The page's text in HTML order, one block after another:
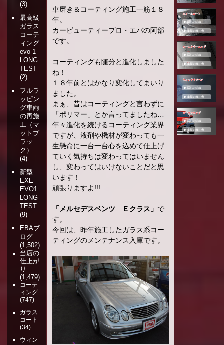
車磨き＆コーティング施工一筋１８
年。
カービューティープロ・エバの阿部
です。
コーティングも随分と進化しました
ね！
１８年前とはかなり変化してまいり
ました。
まぁ、昔はコーティングと言わずに
「ポリマー」とか言ってましたね…
年々進化を続けるコーティング業界
ですが、液剤や機材が変わっても一
生懸命に一台一台心を込めて仕上げ
ていく気持ちは変わってはいません
し、変わってはいけないことだと思
います！
頑張りますよ!!!
「メルセデスベンツ Ｅクラス」 で
す。
今回は、昨年施工したガラス系コー
ティングのメンテナンス入庫です。
(3)
最高級
ガラス
コーテ
ィング
evo-1
LONG
TEST
(2)
フルラ
ッピン
グ車両
の再施
工（マ
ットブ
ラッ
ク）
(4)
新型
EXE
EVO1
LONG
TEST
(9)
EBAブ
ログ
(1,502)
当店の
仕上が
り
(1,479)
コーテ
ィング
(747)
ガラス
コート
(34)
ウィン